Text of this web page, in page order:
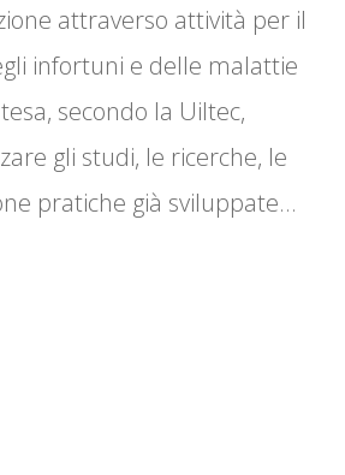
attraverso attività per il
infortuni e delle malattie
secondo la Uiltec,
gli studi, le ricerche, le
pratiche già sviluppate…